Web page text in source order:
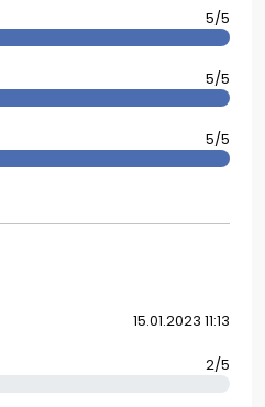
5/5
5/5
5/5
15.01.2023 11:13
2/5